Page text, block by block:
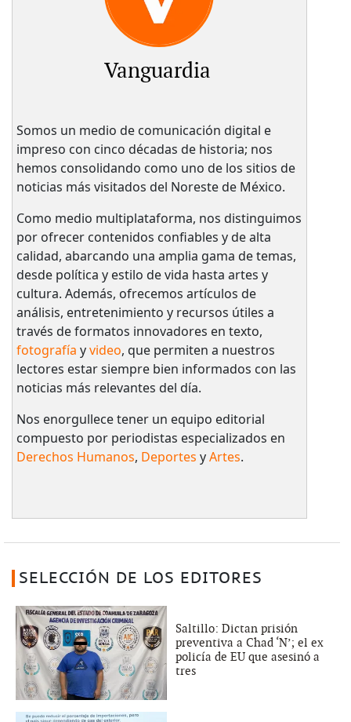
Vanguardia
Somos un medio de comunicación digital e
impreso con cinco décadas de historia; nos
hemos consolidando como uno de los sitios de
noticias más visitados del Noreste de México.
Como medio multiplataforma, nos distinguimos
por ofrecer contenidos confiables y de alta
calidad, abarcando una amplia gama de temas,
desde política y estilo de vida hasta artes y
cultura. Además, ofrecemos artículos de
análisis, entretenimiento y recursos útiles a
través de formatos innovadores en texto,
fotografía yvideo, que permiten a nuestros
lectores estar siempre bien informados con las
noticias más relevantes del día.
Nos enorgullece tener un equipo editorial
compuesto por periodistas especializados en
Derechos Humanos, Deportes yArtes.
SELECCIÓN DE LOS EDITORES
Saltillo: Dictan prisión
preventiva a Chad ‘N’; el ex
policía de EU que asesinó a
tres